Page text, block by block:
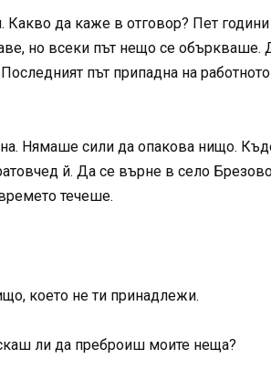
да каже в отговор? Пет години
но всеки път нещо се
път припадна на работното
Нямаше сили да опакова нищо.
й. Да се върне в село
течеше.
което не ти принадлежи.
ли да преброиш моите неща?